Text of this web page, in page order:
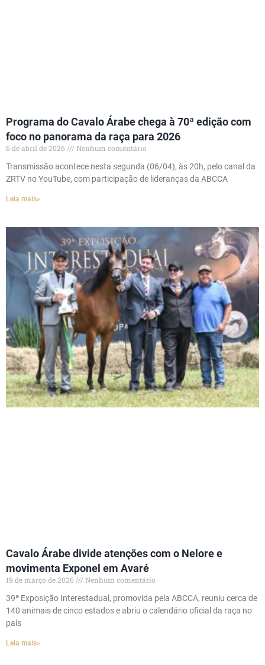
Programa do Cavalo Árabe chega à 70ª edição com
foco no panorama da raça para 2026
6 de abril de 2026
Nenhum comentário
Transmissão acontece nesta segunda (06/04), às 20h, pelo canal da
ZRTV no YouTube, com participação de lideranças da ABCCA
Leia mais»
Cavalo Árabe divide atenções com o Nelore e
movimenta Exponel em Avaré
19 de março de 2026
Nenhum comentário
39ª Exposição Interestadual, promovida pela ABCCA, reuniu cerca de
140 animais de cinco estados e abriu o calendário oficial da raça no
país
Leia mais»